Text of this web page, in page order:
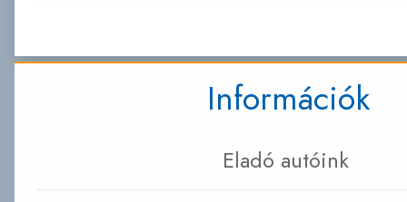
Információk
Eladó autóink